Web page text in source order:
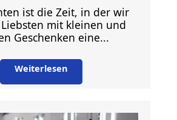
ist die Zeit, in der wir
mit kleinen und
Geschenken eine...
Weiterlesen